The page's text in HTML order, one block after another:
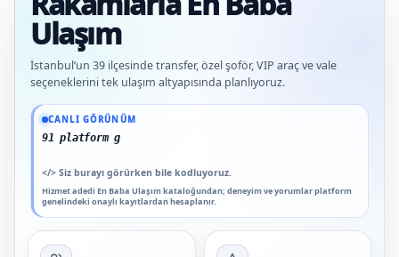
Ulaşım
İstanbul’un 39 ilçesinde transfer, özel şoför, VIP araç ve vale
seçeneklerini tek ulaşım altyapısında planlıyoruz.
CANLI GÖRÜNÜM
91 platform genelinde onaylı yorum
</> Siz burayı görürken bile kodluyoruz.
Hizmet adedi En Baba Ulaşım kataloğundan; deneyim ve yorumlar platform
genelindeki onaylı kayıtlardan hesaplanır.
Güncel veriler: 1.291+ En Baba ağı hizmet deneyimi; 91 platform genelinde